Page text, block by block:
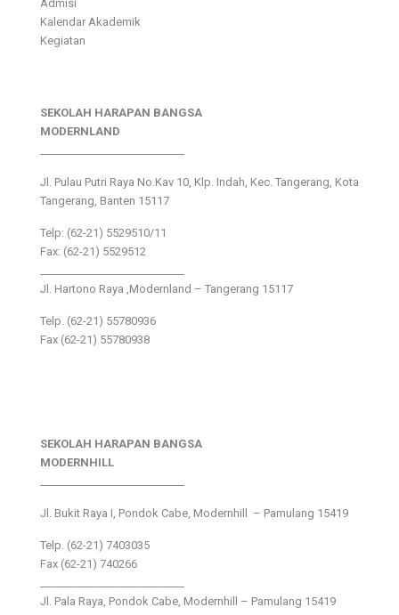
Admisi
Kalendar Akademik
Kegiatan
SEKOLAH HARAPAN BANGSA
MODERNLAND
Jl. Pulau Putri Raya No.Kav 10, Klp. Indah, Kec. Tangerang, Kota
Tangerang, Banten 15117
Telp: (62-21) 5529510/11
Fax: (62-21) 5529512
Jl. Hartono Raya ,Modernland – Tangerang 15117
Telp. (62-21) 55780936
Fax (62-21) 55780938
SEKOLAH HARAPAN BANGSA
MODERNHILL
Jl. Bukit Raya I, Pondok Cabe, Modernhill – Pamulang 15419
Telp. (62-21) 7403035
Fax (62-21) 740266
Jl. Pala Raya, Pondok Cabe, Modernhill – Pamulang 15419